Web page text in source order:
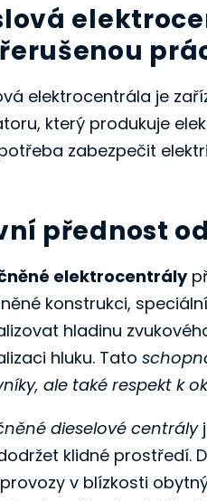
elektrocentrála je
který produkuje
zabezpečit
přednost
elektrocentrály
konstrukci,
hladinu
hluku. Tato
ale také respekt k
dieselové centrály
klidné prostředí.
v blízkosti